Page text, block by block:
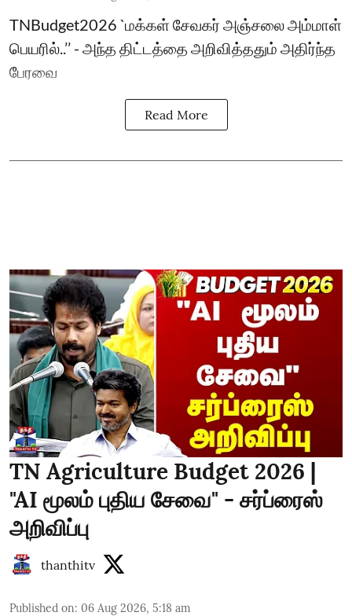
TNBudget2026 `மக்கள் சேவகர் அஞ்சலை அம்மாள்
பெயரில்..’’ - அந்த திட்டத்தை அறிவித்ததும் அதிர்ந்த
பேரவை
Read More
TN Agriculture Budget 2026 |
"AI மூலம் புதிய சேவை" - சர்ப்ரைஸ்
அறிவிப்பு
thanthitv
Published on: 06 Aug 2026, 5:18 am